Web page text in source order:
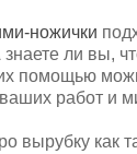
ножички
ли вы,
помощью
работ и
вырубку как